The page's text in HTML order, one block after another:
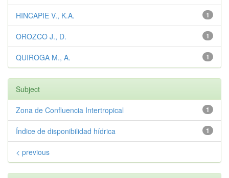
1
HINCAPIE V., K.A.
1
OROZCO J., D.
1
QUIROGA M., A.
Subject
1
Zona de Confluencia Intertropical
1
Índice de disponibilidad hídrica
< previous